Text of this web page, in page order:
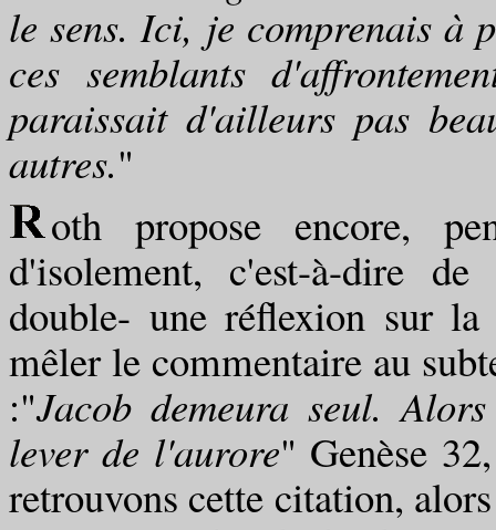
le sens. Ici, je comprenais à
ces semblants
paraissait d'ailleurs pas
autres."
oth propose encore,
d'isolement, c'est-à-dire
double- une réflexion sur
mêler le commentaire au
:"Jacob demeura seul.
lever de l'aurore" Genèse
retrouvons cette citation,